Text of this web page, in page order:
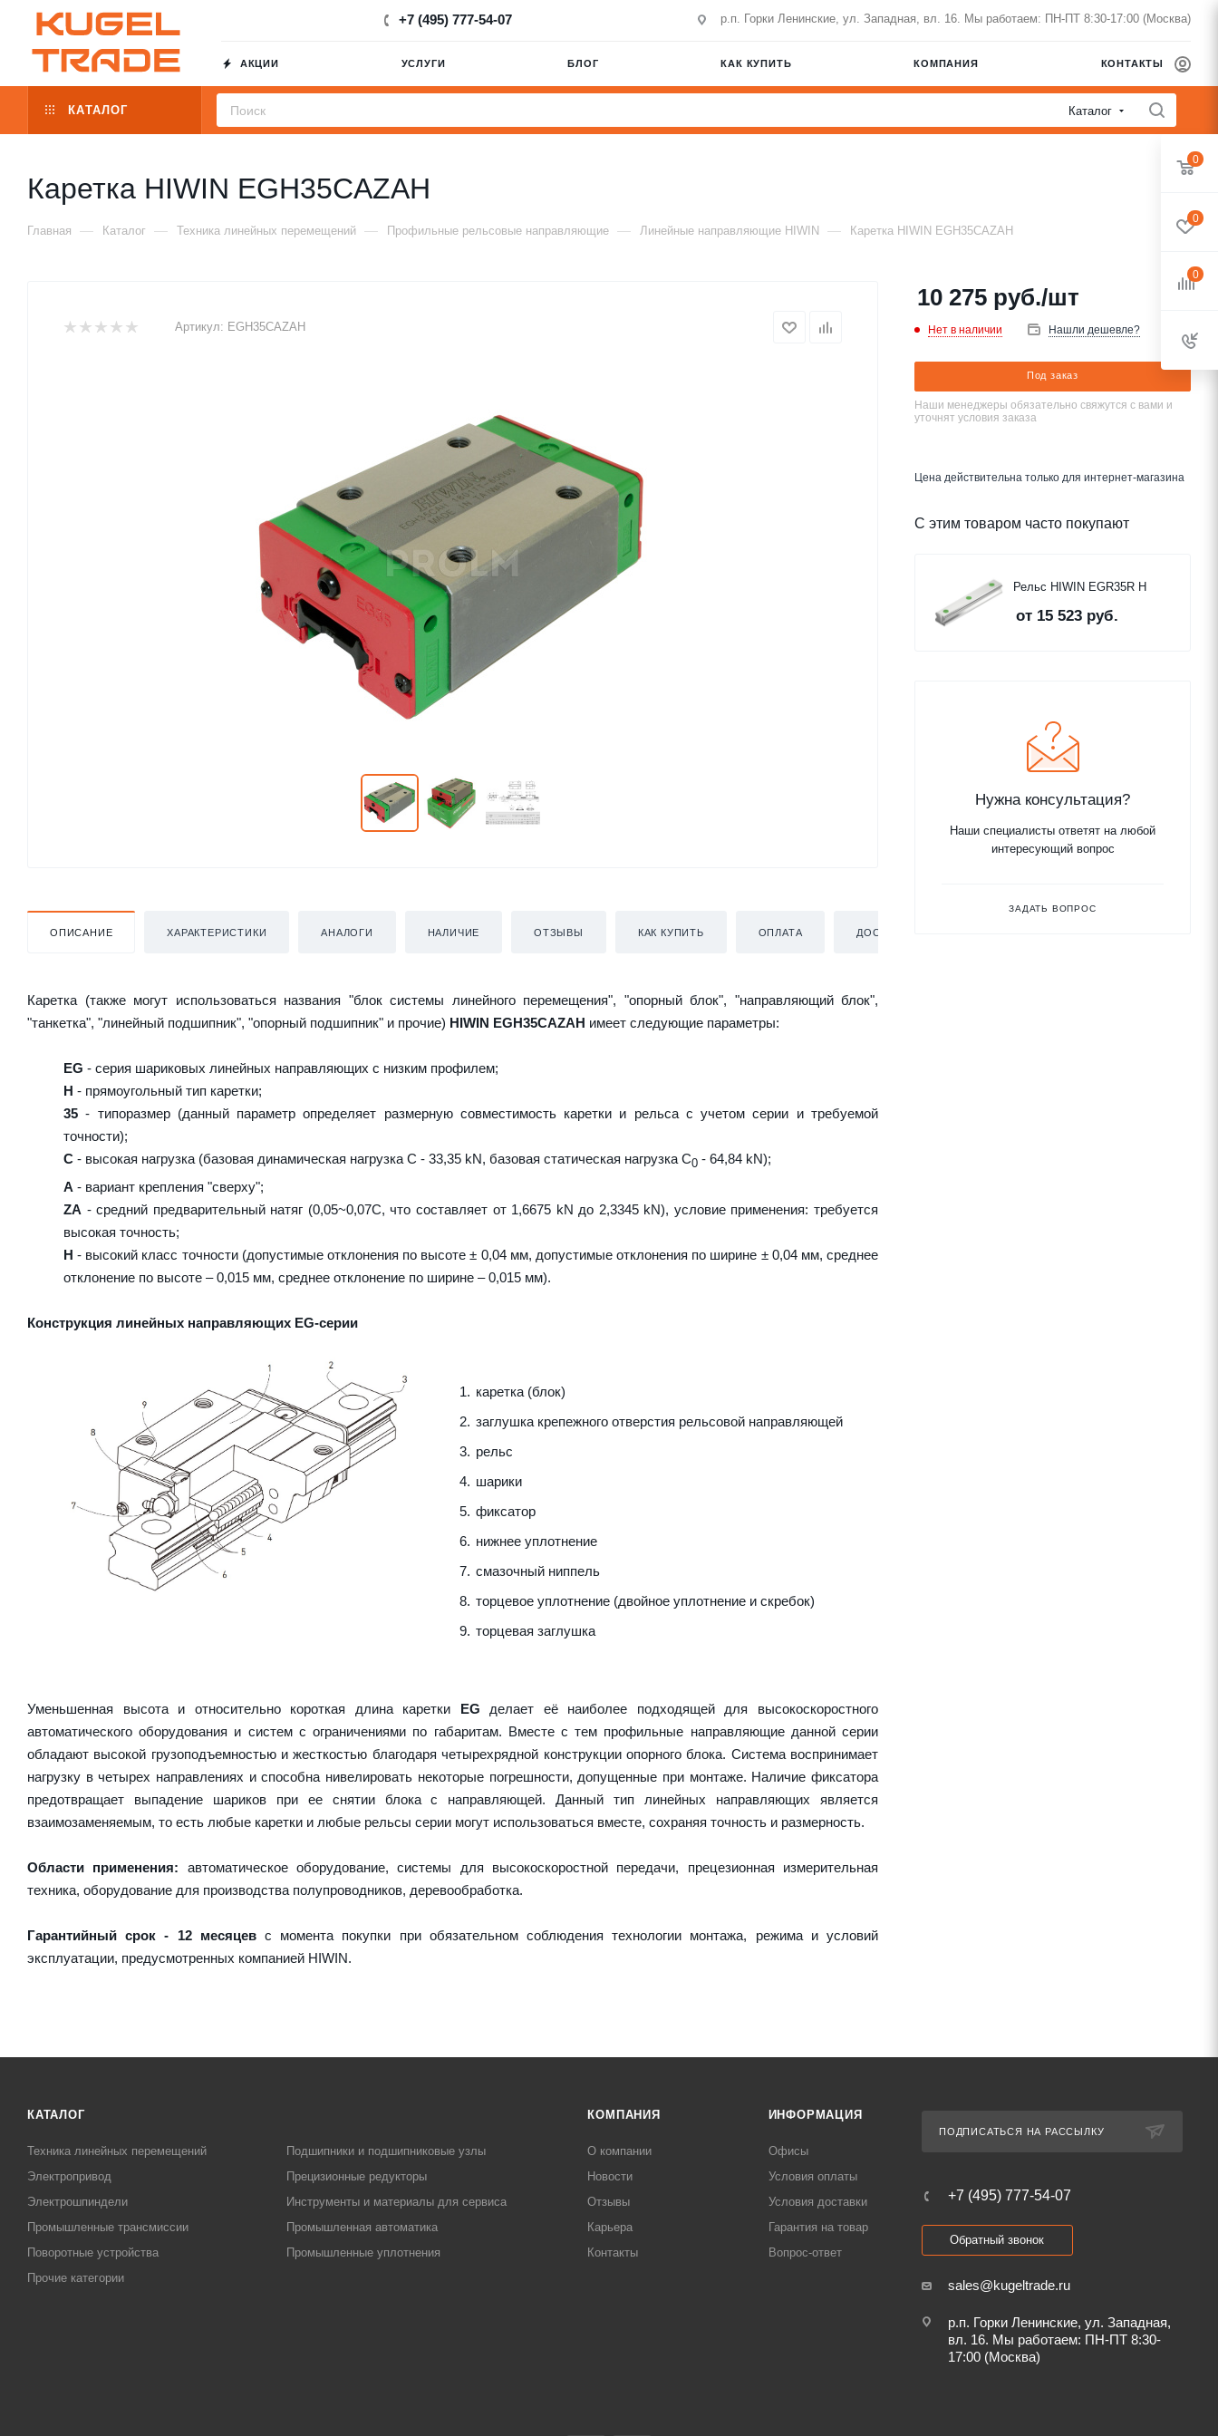
+7 (495) 777-54-07 р.п. Горки Ленинские, ул. Западная, вл. 16. Мы работаем: ПН-ПТ 8:30-17:00 (Москва)
АКЦИИ УСЛУГИ БЛОГ КАК КУПИТЬ КОМПАНИЯ КОНТАКТЫ
КАТАЛОГ Каталог
Каретка HIWIN EGH35CAZAH
Главная — Каталог — Техника линейных перемещений — Профильные рельсовые направляющие — Линейные направляющие HIWIN — Каретка HIWIN EGH35CAZAH
Артикул: EGH35CAZAH
ОПИСАНИЕ ХАРАКТЕРИСТИКИ АНАЛОГИ НАЛИЧИЕ ОТЗЫВЫ КАК КУПИТЬ ОПЛАТА ДОСТАВКА
Каретка (также могут использоваться названия "блок системы линейного перемещения", "опорный блок", "направляющий блок",
"танкетка", "линейный подшипник", "опорный подшипник" и прочие) HIWIN EGH35CAZAH имеет следующие параметры:
EG - серия шариковых линейных направляющих с низким профилем;
H - прямоугольный тип каретки;
35 - типоразмер (данный параметр определяет размерную совместимость каретки и рельса с учетом серии и требуемой
точности);
C - высокая нагрузка (базовая динамическая нагрузка C - 33,35 kN, базовая статическая нагрузка С0 - 64,84 kN);
A - вариант крепления "сверху";
ZA - средний предварительный натяг (0,05~0,07C, что составляет от 1,6675 kN до 2,3345 kN), условие применения: требуется
высокая точность;
H - высокий класс точности (допустимые отклонения по высоте ± 0,04 мм, допустимые отклонения по ширине ± 0,04 мм, среднее
отклонение по высоте – 0,015 мм, среднее отклонение по ширине – 0,015 мм).
Конструкция линейных направляющих EG-серии
каретка (блок)
заглушка крепежного отверстия рельсовой направляющей
рельс
шарики
фиксатор
нижнее уплотнение
смазочный ниппель
торцевое уплотнение (двойное уплотнение и скребок)
торцевая заглушка
Уменьшенная высота и относительно короткая длина каретки EG делает её наиболее подходящей для высокоскоростного
автоматического оборудования и систем с ограничениями по габаритам. Вместе с тем профильные направляющие данной серии
обладают высокой грузоподъемностью и жесткостью благодаря четырехрядной конструкции опорного блока. Система воспринимает
нагрузку в четырех направлениях и способна нивелировать некоторые погрешности, допущенные при монтаже. Наличие фиксатора
предотвращает выпадение шариков при ее снятии блока с направляющей. Данный тип линейных направляющих является
взаимозаменяемым, то есть любые каретки и любые рельсы серии могут использоваться вместе, сохраняя точность и размерность.
Области применения: автоматическое оборудование, системы для высокоскоростной передачи, прецезионная измерительная
техника, оборудование для производства полупроводников, деревообработка.
Гарантийный срок - 12 месяцевс момента покупки при обязательном соблюдения технологии монтажа, режима и условий
эксплуатации, предусмотренных компанией HIWIN.
10 275 руб./шт
Нет в наличии Нашли дешевле?
Под заказ
Наши менеджеры обязательно свяжутся с вами и
уточнят условия заказа
Цена действительна только для интернет-магазина
С этим товаром часто покупают
Рельс HIWIN EGR35R H
от 15 523 руб.
Нужна консультация?
Наши специалисты ответят на любой
интересующий вопрос
ЗАДАТЬ ВОПРОС
КАТАЛОГ
Техника линейных перемещений
Подшипники и подшипниковые узлы
Электропривод
Прецизионные редукторы
Электрошпиндели
Инструменты и материалы для сервиса
Промышленные трансмиссии
Промышленная автоматика
Поворотные устройства
Промышленные уплотнения
Прочие категории
КОМПАНИЯ
О компании
Новости
Отзывы
Карьера
Контакты
ИНФОРМАЦИЯ
Офисы
Условия оплаты
Условия доставки
Гарантия на товар
Вопрос-ответ
ПОДПИСАТЬСЯ НА РАССЫЛКУ
+7 (495) 777-54-07
Обратный звонок
sales@kugeltrade.ru
р.п. Горки Ленинские, ул. Западная,
вл. 16. Мы работаем: ПН-ПТ 8:30-
17:00 (Москва)
0
0
0